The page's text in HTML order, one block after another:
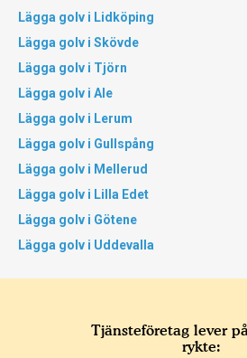
Lägga golv i Lidköping
Lägga golv i Skövde
Lägga golv i Tjörn
Lägga golv i Ale
Lägga golv i Lerum
Lägga golv i Gullspång
Lägga golv i Mellerud
Lägga golv i Lilla Edet
Lägga golv i Götene
Lägga golv i Uddevalla
Tjänsteföretag lever
rykte: